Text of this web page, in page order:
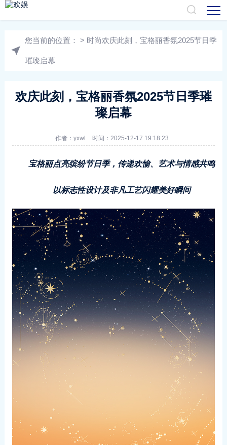
您当前的位置： > 时尚欢庆此刻，宝格丽香氛2025节日季
璀璨启幕
欢庆此刻，宝格丽香氛2025节日季璀
璨启幕
作者：yxwl 时间：2025-12-17 19:18:23
宝格丽点亮缤纷节日季，传递欢愉、艺术与情感共鸣
以标志性设计及非凡工艺闪耀美好瞬间